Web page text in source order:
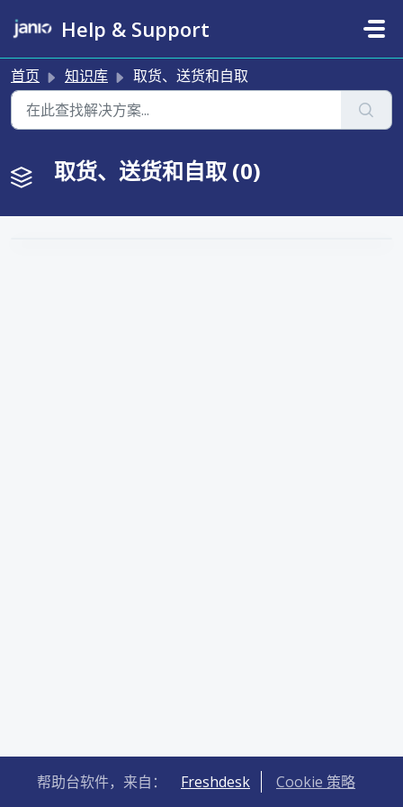
Help & Support
首页 知识库 取货、送货和自取
取货、送货和自取 (0)
帮助台软件，来自： Freshdesk Cookie 策略